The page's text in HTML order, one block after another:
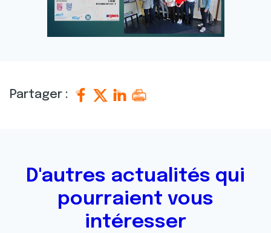
Partager :
D'autres actualités qui
pourraient vous
intéresser